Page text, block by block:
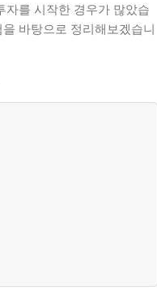
자를 시작한 경우가 많았습
바탕으로 정리해보겠습니